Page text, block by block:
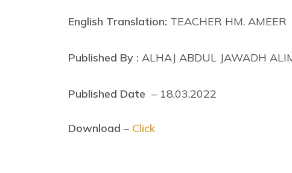
English Translation: TEACHER HM. AMEER
Published By :ALHAJ ABDUL JAWADH
Published Date – 18.03.2022
Download – Click